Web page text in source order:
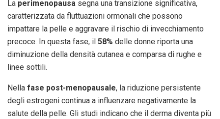
La perimenopausa segna una transizione significativa,
caratterizzata da fluttuazioni ormonali che possono
impattare la pelle e aggravare il rischio di invecchiamento
precoce. In questa fase, il 58% delle donne riporta una
diminuzione della densità cutanea e comparsa di rughe e
linee sottili.
Nella fase post-menopausale, la riduzione persistente
degli estrogeni continua a influenzare negativamente la
salute della pelle. Gli studi indicano che il derma diventa più